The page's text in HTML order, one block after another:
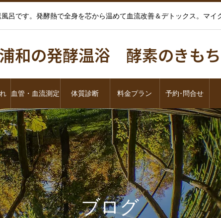
呂です。発酵熱で全身を芯から温めて血流改善＆デトックス。マ
浦和の発酵温浴 酵素のきもち
血管・血流測定 体質診断 料金プラン 予約･問合せ
ブログ